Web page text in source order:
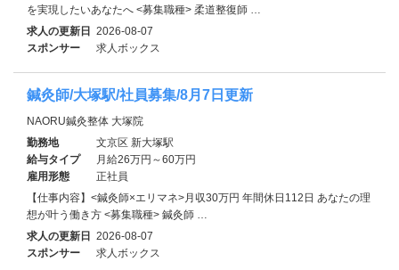
を実現したいあなたへ <募集職種> 柔道整復師 …
求人の更新日 2026-08-07
スポンサー
求人ボックス
鍼灸師/大塚駅/社員募集/8月7日更新
NAORU鍼灸整体 大塚院
勤務地
文京区 新大塚駅
給与タイプ
月給26万円～60万円
雇用形態
正社員
【仕事内容】<鍼灸師×エリマネ>月収30万円 年間休日112日 あなたの理
想が叶う働き方 <募集職種> 鍼灸師 …
求人の更新日 2026-08-07
スポンサー
求人ボックス